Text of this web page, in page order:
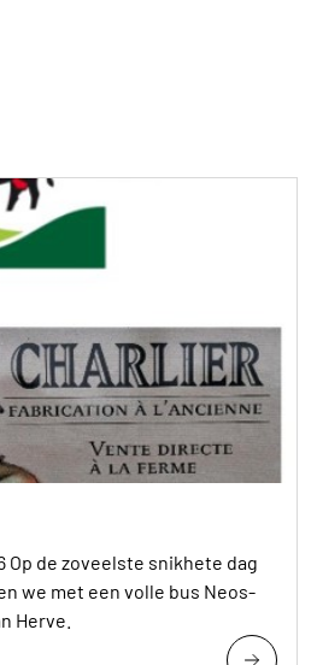
Op de zoveelste snikhete dag
we met een volle bus Neos-
Herve.